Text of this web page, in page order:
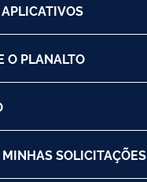
O PLANALTO
SOLICITAÇÕES